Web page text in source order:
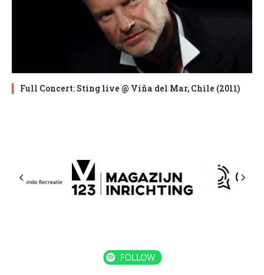
Full Concert: Sting live @ Viña del Mar, Chile (2011)